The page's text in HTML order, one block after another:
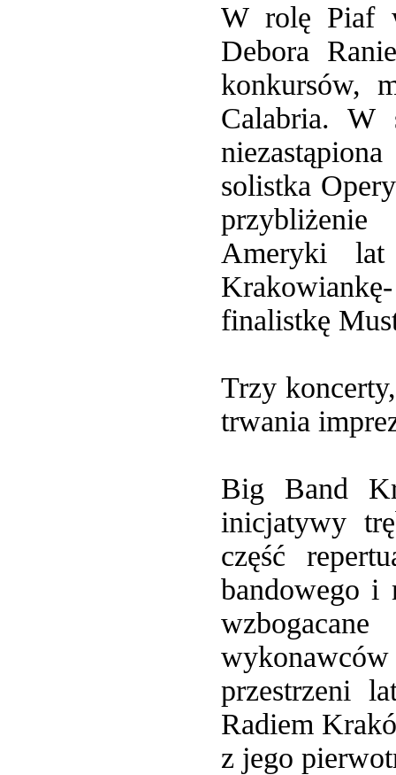
W rolę Piaf
Debora
konkursów,
Calabria. W
solistka
Ameryki
finalistkę
Trzy
trwania
Big Band
inicjatywy
część
bandowego
przestrzeni
Radiem
z jego